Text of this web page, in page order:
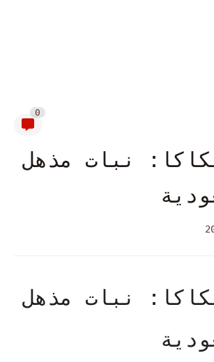
0
نبات مذهل
نبات مذهل